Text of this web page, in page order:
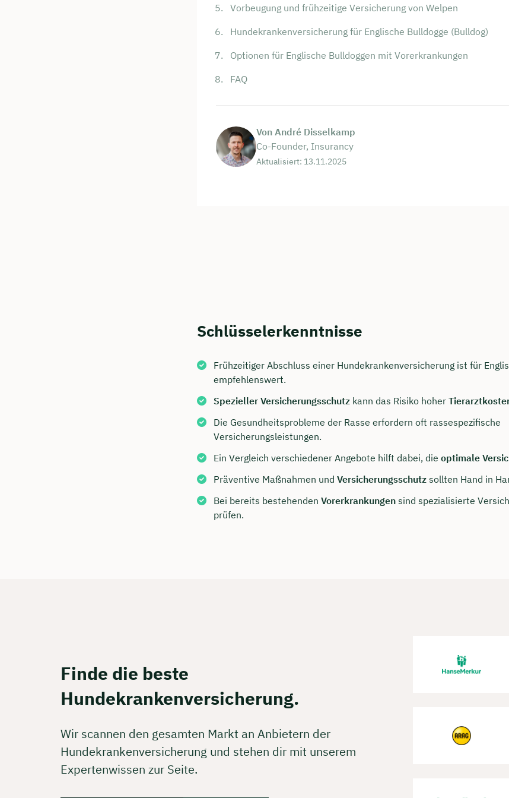
Vorbeugung und frühzeitige Versicherung von Welpen
Hundekrankenversicherung für Englische Bulldogge (Bulldog)
Optionen für Englische Bulldoggen mit Vorerkrankungen
FAQ
Von André Disselkamp
Co-Founder, Insurancy
Aktualisiert: 13.11.2025
Schlüsselerkenntnisse
Frühzeitiger Abschluss einer Hundekrankenversicherung ist für
empfehlenswert.
Spezieller Versicherungsschutz kann das Risiko hoher
Die Gesundheitsprobleme der Rasse erfordern oft rassespezifische
Versicherungsleistungen.
Ein Vergleich verschiedener Angebote hilft dabei, die optimale
Präventive Maßnahmen und Versicherungsschutz sollten Hand in
Bei bereits bestehenden Vorerkrankungen sind spezialisierte
prüfen.
Finde die beste
Hundekrankenversicherung.
Wir scannen den gesamten Markt an Anbietern der
Hundekrankenversicherung und stehen dir mit unserem
Expertenwissen zur Seite.
Kostenfrei & unverbindlich
🗓️ Wählen Sie jetzt Ihren Wunschtermin: